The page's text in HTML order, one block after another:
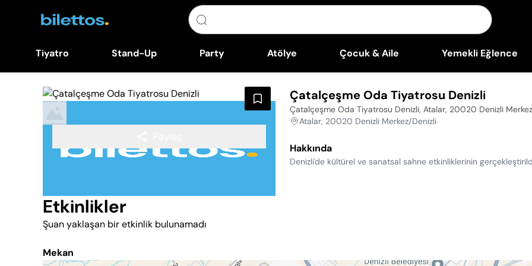
Tiyatro Stand-Up Party Atölye Çocuk & Aile Yemekli Eğlence
Çatalçeşme Oda Tiyatrosu Denizli
Çatalçeşme Oda Tiyatrosu Denizli, Atalar, 20020 Denizli
Atalar, 20020 Denizli Merkez/Denizli
Etkinlikler
Şuan yaklaşan bir etkinlik bulunamadı
Hakkında
Denizli'de kültürel ve sanatsal sahne etkinliklerinin
Mekan